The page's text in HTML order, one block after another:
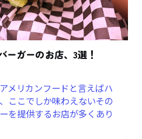
ーガーのお店、3選！
メリカンフードと言えばハ
ここでしか味わえないその
を提供するお店が多くあり